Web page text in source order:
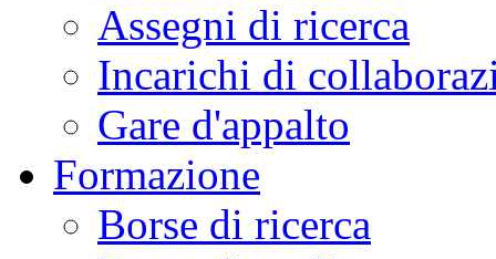
Assegni di ricerca
Incarichi di
Gare d'appalto
Formazione
Borse di ricerca